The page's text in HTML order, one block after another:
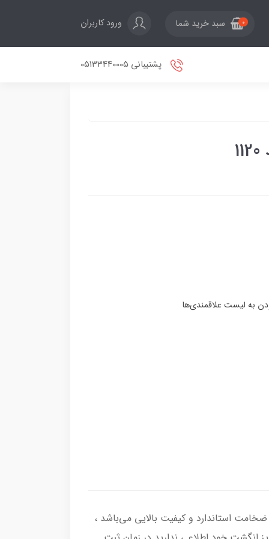
0 سبد خرید شما ورود کاربران
پشتیبانی 05133440005
انگشتر از نقره اصل با عیار بین المللی 925 ساخته شده و دارای ضخامت استاندارد و کیفیت بالایی می‌باشد ،